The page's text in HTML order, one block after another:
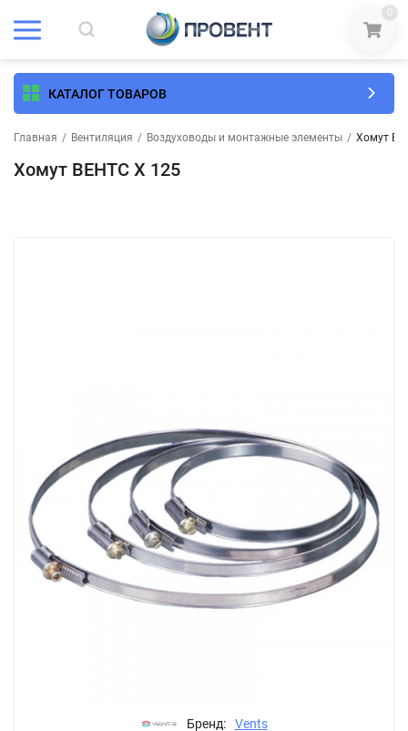
0
КАТАЛОГ ТОВАРОВ
Главная / Вентиляция / Воздуховоды и монтажные элементы / Хомут
Хомут ВЕНТС Х 125
Бренд: Vents